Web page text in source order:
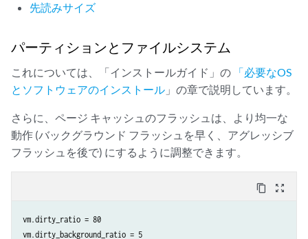
先読みサイズ
パーティションとファイルシステム
これについては、「インストールガイド」の
「必要なOS
とソフトウェアのインストール 」の章で説明しています。
さらに、ページ キャッシュのフラッシュは、より均一な
動作 (バックグラウンド フラッシュを早く、アグレッシブ
フラッシュを後で) にするように調整できます。
content_copy zoom_out_map
vm.dirty_ratio = 80
vm.dirty_background_ratio = 5